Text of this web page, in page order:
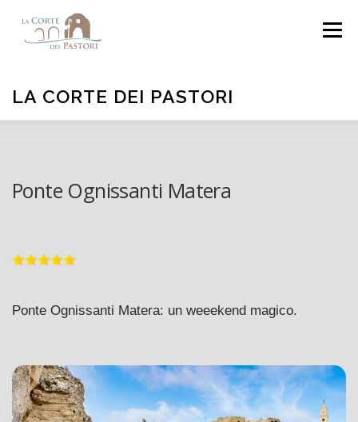
LA CORTE DEI PASTORI
Menu
Ponte Ognissanti Matera
Ponte Ognissanti Matera: un weeekend magico.